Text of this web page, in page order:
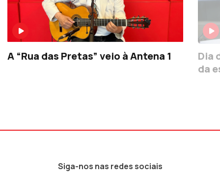
A “Rua das Pretas” veio à Antena 1
Dia
da
Siga-nos nas redes sociais